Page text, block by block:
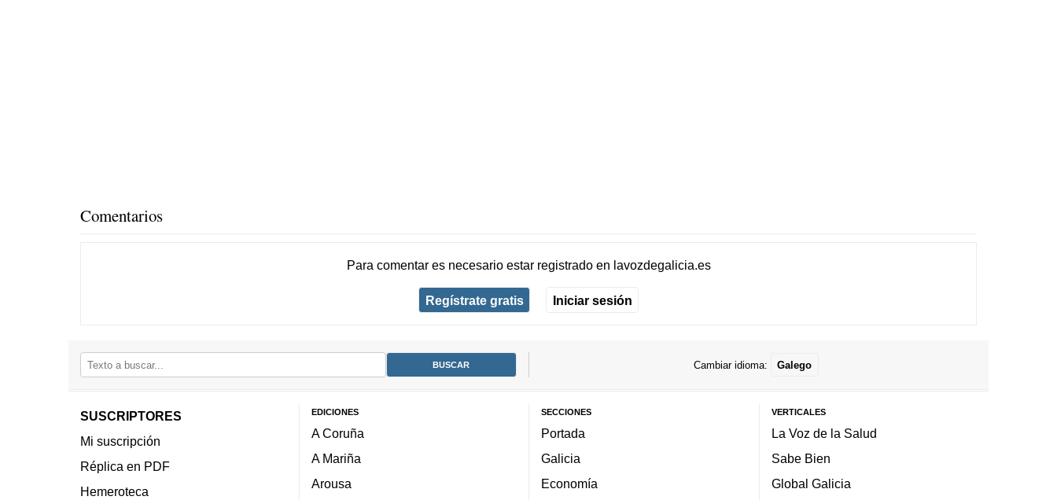
Comentarios
Para comentar es necesario estar registradoen lavozdegalicia.es
Regístrate gratis Iniciar sesión
Cambiar idioma: Galego
SUSCRIPTORES
Mi suscripción
Réplica en PDF
Hemeroteca
EDICIONES
A Coruña
A Mariña
Arousa
SECCIONES
Portada
Galicia
Economía
VERTICALES
La Voz de la Salud
Sabe Bien
Global Galicia